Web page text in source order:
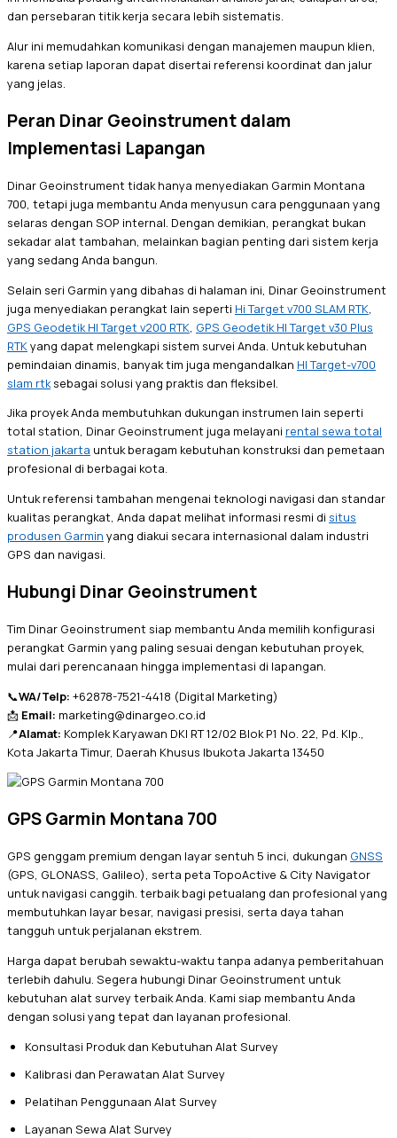
dan persebaran titik kerja secara lebih sistematis.
Alur ini memudahkan komunikasi dengan manajemen maupun klien,
karena setiap laporan dapat disertai referensi koordinat dan jalur
yang jelas.
Peran Dinar Geoinstrument dalam
Implementasi Lapangan
Dinar Geoinstrument tidak hanya menyediakan Garmin Montana
700, tetapi juga membantu Anda menyusun cara penggunaan yang
selaras dengan SOP internal. Dengan demikian, perangkat bukan
sekadar alat tambahan, melainkan bagian penting dari sistem kerja
yang sedang Anda bangun.
Selain seri Garmin yang dibahas di halaman ini, Dinar Geoinstrument
juga menyediakan perangkat lain seperti Hi Target v700 SLAM RTK
GPS Geodetik HI Target v200 RTK GPS Geodetik HI Target v30 Plus
RTK yang dapat melengkapi sistem survei Anda. Untuk kebutuhan
pemindaian dinamis, banyak tim juga mengandalkan HI Target-v700
slam rtk sebagai solusi yang praktis dan fleksibel.
Jika proyek Anda membutuhkan dukungan instrumen lain seperti
total station, Dinar Geoinstrument juga melayani rental sewa total
station jakarta untuk beragam kebutuhan konstruksi dan pemetaan
profesional di berbagai kota.
Untuk referensi tambahan mengenai teknologi navigasi dan standar
kualitas perangkat, Anda dapat melihat informasi resmi di situs
produsen Garmin yang diakui secara internasional dalam industri
GPS dan navigasi.
Hubungi Dinar Geoinstrument
Tim Dinar Geoinstrument siap membantu Anda memilih konfigurasi
perangkat Garmin yang paling sesuai dengan kebutuhan proyek,
mulai dari perencanaan hingga implementasi di lapangan.
📞WA/Telp: +62878-7521-4418 (Digital Marketing)
📩 Email: marketing@dinargeo.co.id
📍Alamat: Komplek Karyawan DKI RT 12/02 Blok P1 No. 22, Pd. Klp.,
Kota Jakarta Timur, Daerah Khusus Ibukota Jakarta 13450
GPS Garmin Montana 700
GPS genggam premium dengan layar sentuh 5 inci, dukungan GNSS
(GPS, GLONASS, Galileo), serta peta TopoActive & City Navigator
untuk navigasi canggih. terbaik bagi petualang dan profesional yang
membutuhkan layar besar, navigasi presisi, serta daya tahan
tangguh untuk perjalanan ekstrem.
Harga dapat berubah sewaktu-waktu tanpa adanya pemberitahuan
terlebih dahulu. Segera hubungi Dinar Geoinstrument untuk
kebutuhan alat survey terbaik Anda. Kami siap membantu Anda
dengan solusi yang tepat dan layanan profesional.
Konsultasi Produk dan Kebutuhan Alat Survey
Kalibrasi dan Perawatan Alat Survey
Pelatihan Penggunaan Alat Survey
Layanan Sewa Alat Survey